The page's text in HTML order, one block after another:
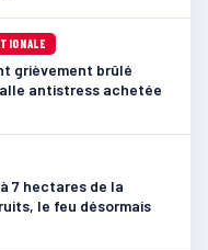
grièvement brûlé
antistress achetée
7 hectares de la
le feu désormais